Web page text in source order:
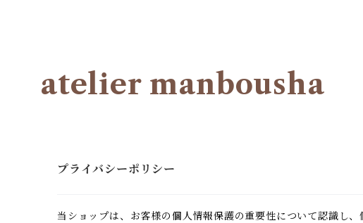
atelier manbousha
プライバシーポリシー
当ショップは、お客様の個人情報保護の重要性について認識し